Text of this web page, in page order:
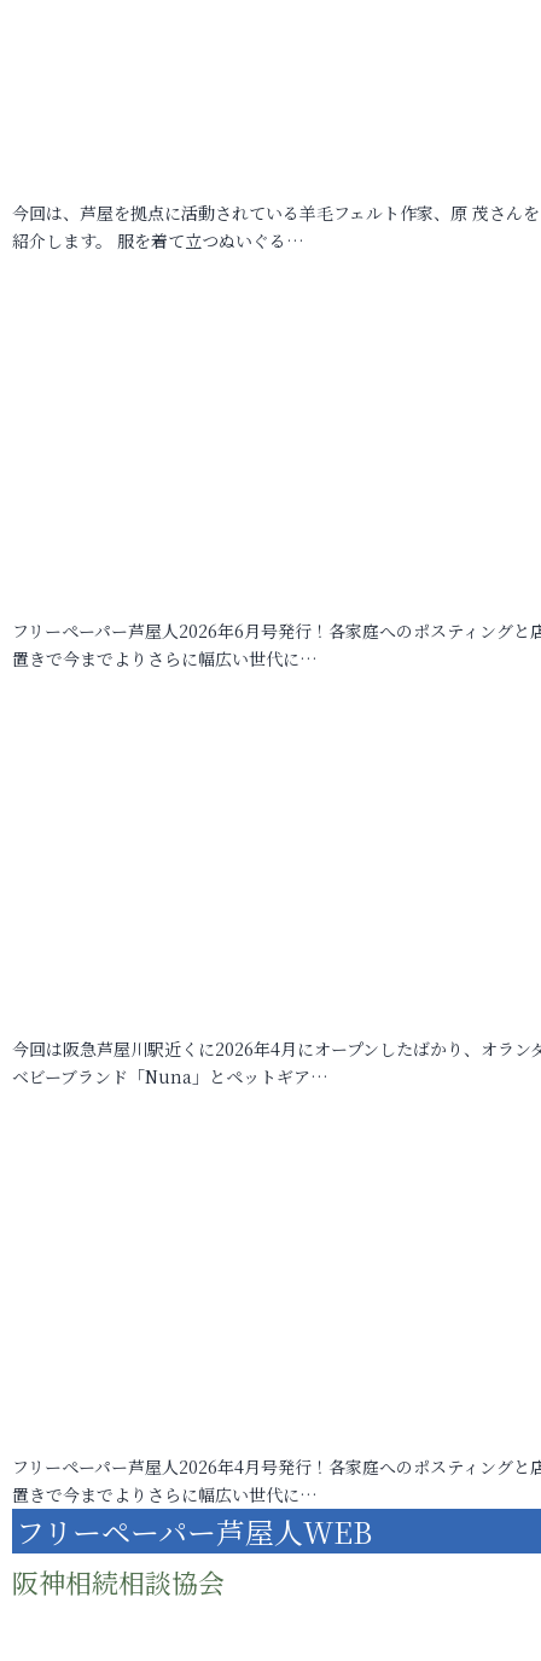
今回は、芦屋を拠点に活動されている羊毛フェルト作家、原 茂さん
紹介します。 服を着て立つぬいぐる…
フリーペーパー芦屋人2026年6月号発行！各家庭へのポスティングと
置きで今までよりさらに幅広い世代に…
今回は阪急芦屋川駅近くに2026年4月にオープンしたばかり、オラン
ベビーブランド「Nuna」とペットギア…
フリーペーパー芦屋人2026年4月号発行！各家庭へのポスティングと
置きで今までよりさらに幅広い世代に…
フリーペーパー芦屋人WEB
阪神相続相談協会